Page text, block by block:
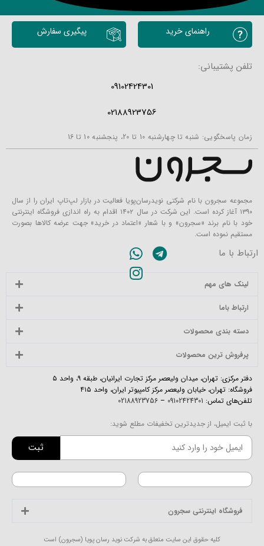
محصولات مشابه
راهنمای خرید پیگیری سفارش
تلفن پشتیبانی:
09102424301
02188923756
زمان پاسخگویی: شنبه تا چهارشنبه 10 تا 20، پنجشنبه 10 تا 16
مجموعه سجرون با نام شرکتی نویدرسان‌پویا فعالیت در بازار لپ‌تاپ ایران را از سال
۱۳۹۰ آغاز کرده است. این شرکت در سال ۱۴۰۲ اقدام به راه اندازی فروشگاه اینترنتی
خود با نام برند «سجرون» و با شعار «اعتماد در خرید» جهت عرضه کالاها بصورت
مستقیم نموده است.
ارتباط با ما
لینک های مهم
ارتباط باما
دسته بندی محصولات
پرفروش ترین محصولات
دفتر مرکزی: تهران، میدان ولیعصر مرکز تجارت ایرانیان، طبقه ۹، واحد ۵
فروشگاه: تهران، خیابان ولیعصر مرکز کامپیوتر ایران، واحد ۴۱۵
تلفن‌های تماس: 09102424301
–
02188923756
با ثبت ایمیل، از جدیدترین تخفیفات مطلع شوید:
ثبت
فروشگاه اینترنتی سجرون
کلیه حقوق این سایت متعلق به شرکت نوید رسان پویا (سجرون) است